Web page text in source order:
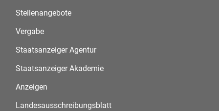
Stellenangebote
Vergabe
Staatsanzeiger Agentur
Staatsanzeiger Akademie
Anzeigen
Landesausschreibungsblatt